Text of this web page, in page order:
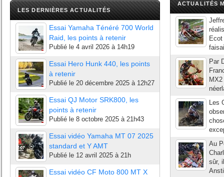
LES DERNIÈRES ACTUALITÉS
Essai Yamaha Ténéré 700 World
Raid, les points à retenir
Publié le 4 avril 2026 à 14h19
Essai Hero Hunk 440, les points
à retenir
Publié le 20 décembre 2025 à 12h27
Essai QJ Motor SRK800, les
points à retenir
Publié le 8 octobre 2025 à 21h43
Essai vidéo Yamaha MT 07 2025
standard et Y AMT
Publié le 12 avril 2025 à 21h
Essai vidéo CF Moto 800 MT X
ACTUALITÉS
Par
Les
Au
sûr,